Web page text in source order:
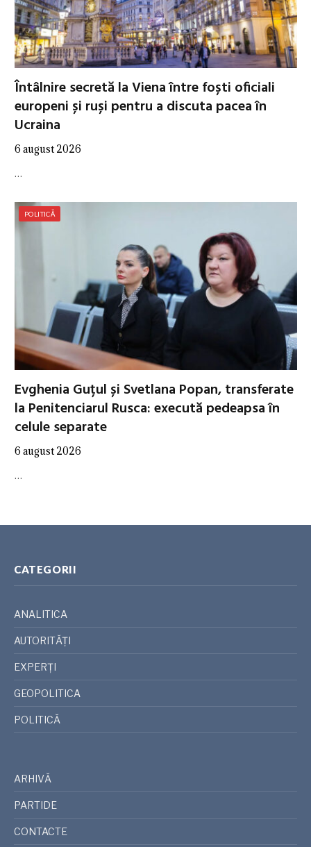
Întâlnire secretă la Viena între foști oficiali
europeni și ruși pentru a discuta pacea în
Ucraina
6 august 2026
…
POLITICĂ
Evghenia Guțul și Svetlana Popan, transferate
la Penitenciarul Rusca: execută pedeapsa în
celule separate
6 august 2026
…
CATEGORII
ANALITICA
AUTORITĂȚI
EXPERȚI
GEOPOLITICA
POLITICĂ
ARHIVĂ
PARTIDE
CONTACTE